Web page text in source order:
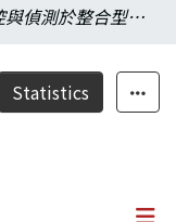
自旋操控與偵測於整合型石墨烯氮原子-空缺系統
Statistics